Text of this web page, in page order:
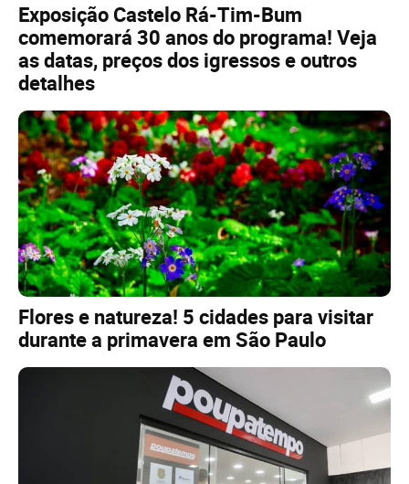
Exposição Castelo Rá-Tim-Bum
comemorará 30 anos do programa! Veja
as datas, preços dos igressos e outros
detalhes
Flores e natureza! 5 cidades para visitar
durante a primavera em São Paulo